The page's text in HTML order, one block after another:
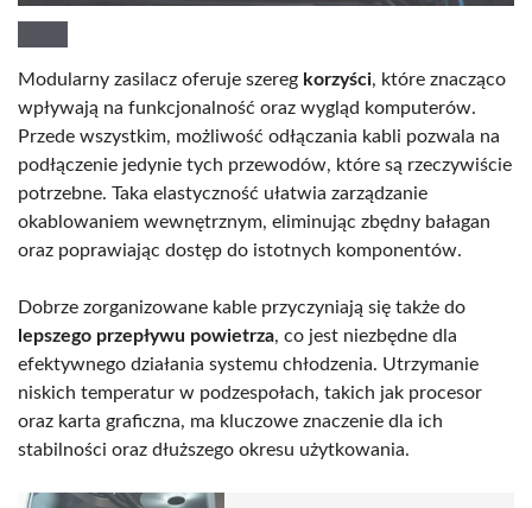
Modularny zasilacz oferuje szereg korzyści, które znacząco
wpływają na funkcjonalność oraz wygląd komputerów.
Przede wszystkim, możliwość odłączania kabli pozwala na
podłączenie jedynie tych przewodów, które są rzeczywiście
potrzebne. Taka elastyczność ułatwia zarządzanie
okablowaniem wewnętrznym, eliminując zbędny bałagan
oraz poprawiając dostęp do istotnych komponentów.
Dobrze zorganizowane kable przyczyniają się także do
lepszego przepływu powietrza, co jest niezbędne dla
efektywnego działania systemu chłodzenia. Utrzymanie
niskich temperatur w podzespołach, takich jak procesor
oraz karta graficzna, ma kluczowe znaczenie dla ich
stabilności oraz dłuższego okresu użytkowania.